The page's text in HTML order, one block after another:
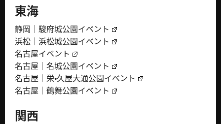
東海
静岡｜駿府城公園イベント
浜松｜浜松城公園イベント
名古屋イベント
名古屋｜名城公園イベント
名古屋｜栄・久屋大通公園イベント
名古屋｜鶴舞公園イベント
関西